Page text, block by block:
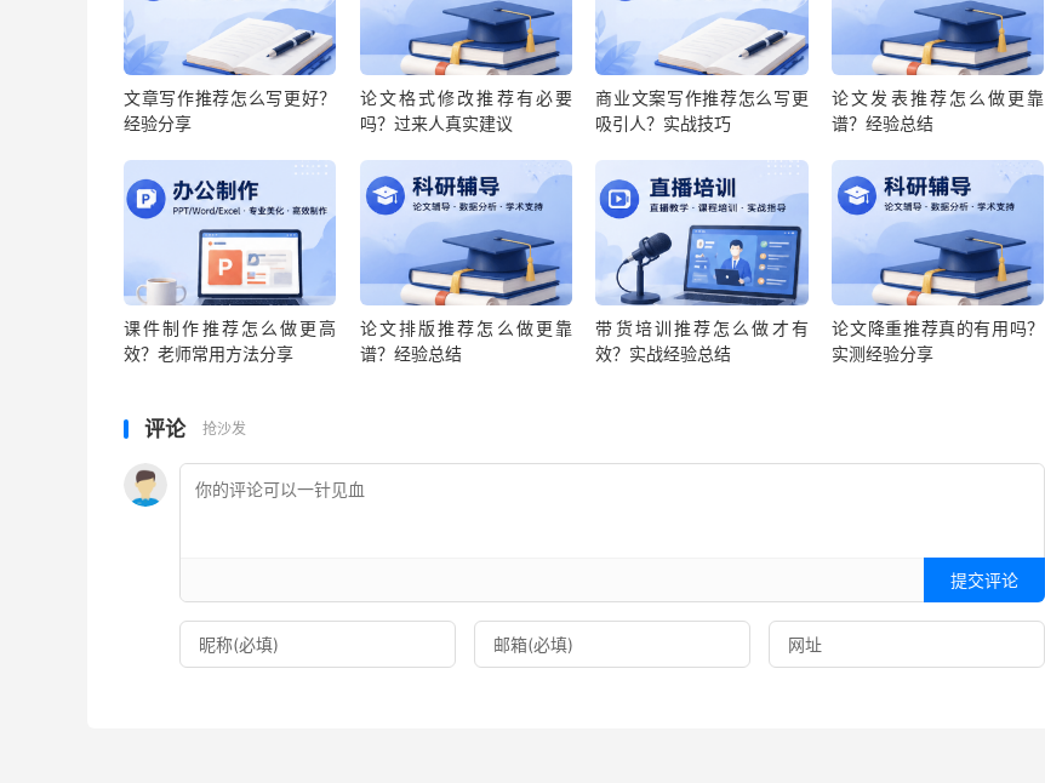
文章写作推荐怎么写更好？
经验分享
论文格式修改推荐有必要
吗？过来人真实建议
商业文案写作推荐怎么写更
吸引人？实战技巧
论文发表推荐怎么做更靠
谱？经验总结
课件制作推荐怎么做更高
效？老师常用方法分享
论文排版推荐怎么做更靠
谱？经验总结
带货培训推荐怎么做才有
效？实战经验总结
论文降重推荐真的有用吗？
实测经验分享
评论 抢沙发
提交评论